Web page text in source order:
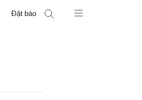
Đặt báo